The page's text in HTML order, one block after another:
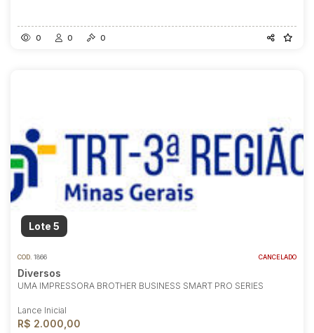
0 0 0
Lote 5
COD. 1866 CANCELADO
Diversos
UMA IMPRESSORA BROTHER BUSINESS SMART PRO SERIES
Lance Inicial
R$ 2.000,00